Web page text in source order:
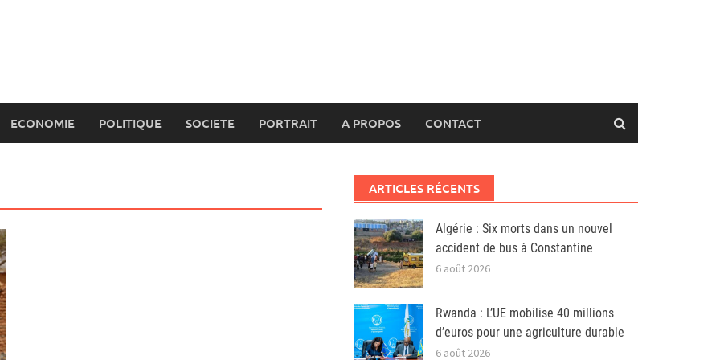
ECONOMIE POLITIQUE SOCIETE PORTRAIT A PROPOS CONTACT
ARTICLES RÉCENTS
Algérie : Six morts dans un nouvel
accident de bus à Constantine
6 août 2026
Rwanda : L’UE mobilise 40 millions
d’euros pour une agriculture durable
6 août 2026